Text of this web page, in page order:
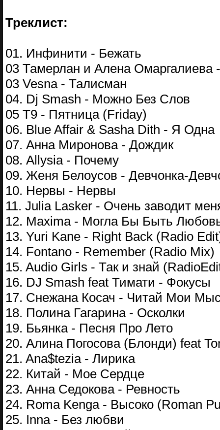
Треклист:
01. Инфинити - Бежать
03 Тамерлан и Алена
03 Vesna - Талисман
04. Dj Smash - Можно Без Слов
05 Т9 - Пятница (Friday)
06. Blue Affair & Sasha Dith - Я Одна
07. Анна Миронова - Дождик
08. Allysia - Почему
09. Женя Белоусов - Девчонка-
10. Нервы - Нервы
11. Julia Lasker - Очень заводит
12. Maxima - Могла Бы Быть
13. Yuri Kane - Right Back (Radio
14. Fontano - Remember (Radio Mix)
15. Audio Girls - Так и знай
16. DJ Smash feat Тимати - Фокусы
17. Снежана Косач - Читай Мои
18. Полина Гагарина - Осколки
19. Бьянка - Песня Про Лето
20. Алина Погосова (Блонди) feat
21. Ana$tezia - Лирика
22. Китай - Мое Сердце
23. Анна Седокова - Ревность
24. Roma Kenga - Высоко (Roman
25. Inna - Без любви